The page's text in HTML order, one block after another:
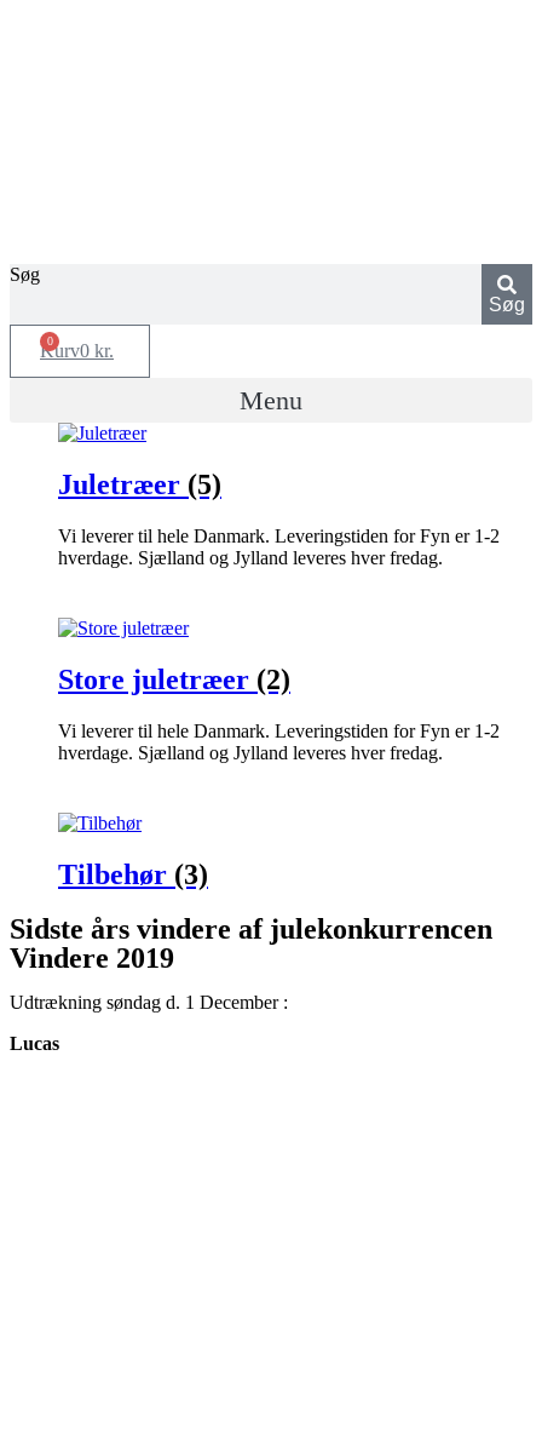
Søg
Søg
0 kr.
0
Kurv
Menu
Juletræer (5)
Vi leverer til hele Danmark. Leveringstiden for Fyn er 1-2
hverdage. Sjælland og Jylland leveres hver fredag.
Store juletræer (2)
Vi leverer til hele Danmark. Leveringstiden for Fyn er 1-2
hverdage. Sjælland og Jylland leveres hver fredag.
Tilbehør (3)
Sidste års vindere af julekonkurrencen
Vindere 2019
Udtrækning søndag d. 1 December :
Lucas